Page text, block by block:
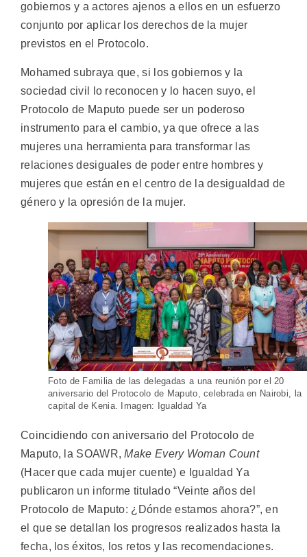
gobiernos y a actores ajenos a ellos en un esfuerzo
conjunto por aplicar los derechos de la mujer
previstos en el Protocolo.
Mohamed subraya que, si los gobiernos y la
sociedad civil lo reconocen y lo hacen suyo, el
Protocolo de Maputo puede ser un poderoso
instrumento para el cambio, ya que ofrece a las
mujeres una herramienta para transformar las
relaciones desiguales de poder entre hombres y
mujeres que están en el centro de la desigualdad de
género y la opresión de la mujer.
Foto de Familia de las delegadas a una reunión por el 20
aniversario del Protocolo de Maputo, celebrada en Nairobi, la
capital de Kenia. Imagen: Igualdad Ya
Coincidiendo con aniversario del Protocolo de
Maputo, la SOAWR,Make Every Woman Count
(Hacer que cada mujer cuente) e Igualdad Ya
publicaron un informe titulado “Veinte años del
Protocolo de Maputo: ¿Dónde estamos ahora?”, en
el que se detallan los progresos realizados hasta la
fecha, los éxitos, los retos y las recomendaciones.